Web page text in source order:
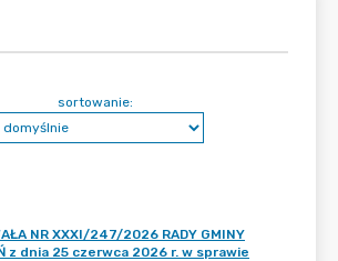
sortowanie:
NR XXXI/247/2026 RADY GMINY
z dnia 25 czerwca 2026 r. w sprawie